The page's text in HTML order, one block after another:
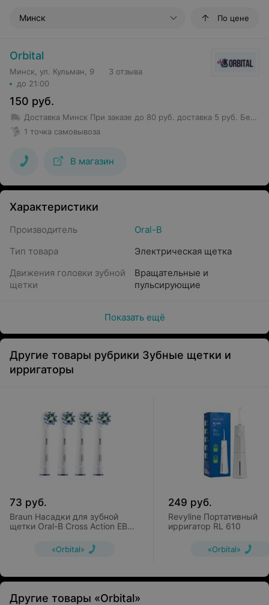
Минск По цене
Orbital
Минск, ул. Кульман, 9
до 21:00
3 отзыва
150 руб.
Доставка Минск При заказе до 80 руб. доставка 5 руб. Бесплатная доставка от 80 руб.
1 точка самовывоза
В магазин
Характеристики
Производитель
Oral-B
Тип товара
Электрическая щетка
Движения головки зубной
щетки
Вращательные и
пульсирующие
Показать ещё
Другие товары рубрики Зубные щетки и
ирригаторы
73 руб.
Braun Насадки для зубной
щетки Oral-B Cross Action EB50
«Orbital»
249 руб.
Revyline Портативный
ирригатор RL 610
«Orbital»
Другие товары «Orbital»